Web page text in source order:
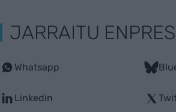
JARRAITU
Whatsapp
Linkedin